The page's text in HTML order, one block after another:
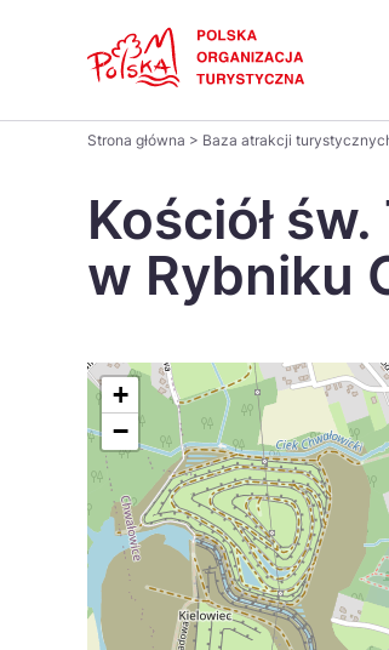
Pomysł na...
Regiony
Parki narodowe
Gastronomia i kuchnia
na
stronie
Strona główna > Baza atrakcji
Kościół
w Rybniku
+
−